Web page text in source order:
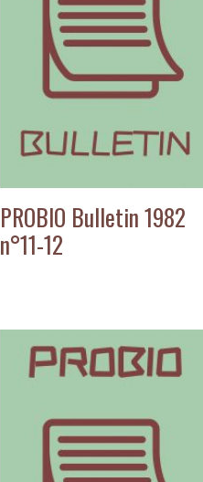
PROBIO Bulletin 1982
n°11-12